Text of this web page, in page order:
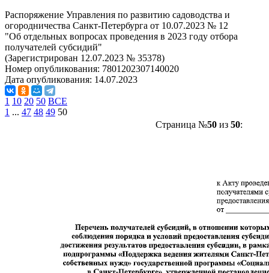
Распоряжение Управления по развитию садоводства и
огородничества Санкт-Петербурга от 10.07.2023 № 12
"Об отдельных вопросах проведения в 2023 году отбора
получателей субсидий"
(Зарегистрирован 12.07.2023 № 35378)
Номер опубликования: 7801202307140020
Дата опубликования: 14.07.2023
1 10 20 50 ВСЕ
1 ... 47 48 49 50
Страница №50из 50: